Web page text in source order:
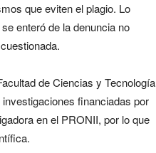
que eviten el plagio. Lo
enteró de la denuncia no
de Ciencias y Tecnología
financiadas por
en el PRONII, por lo que